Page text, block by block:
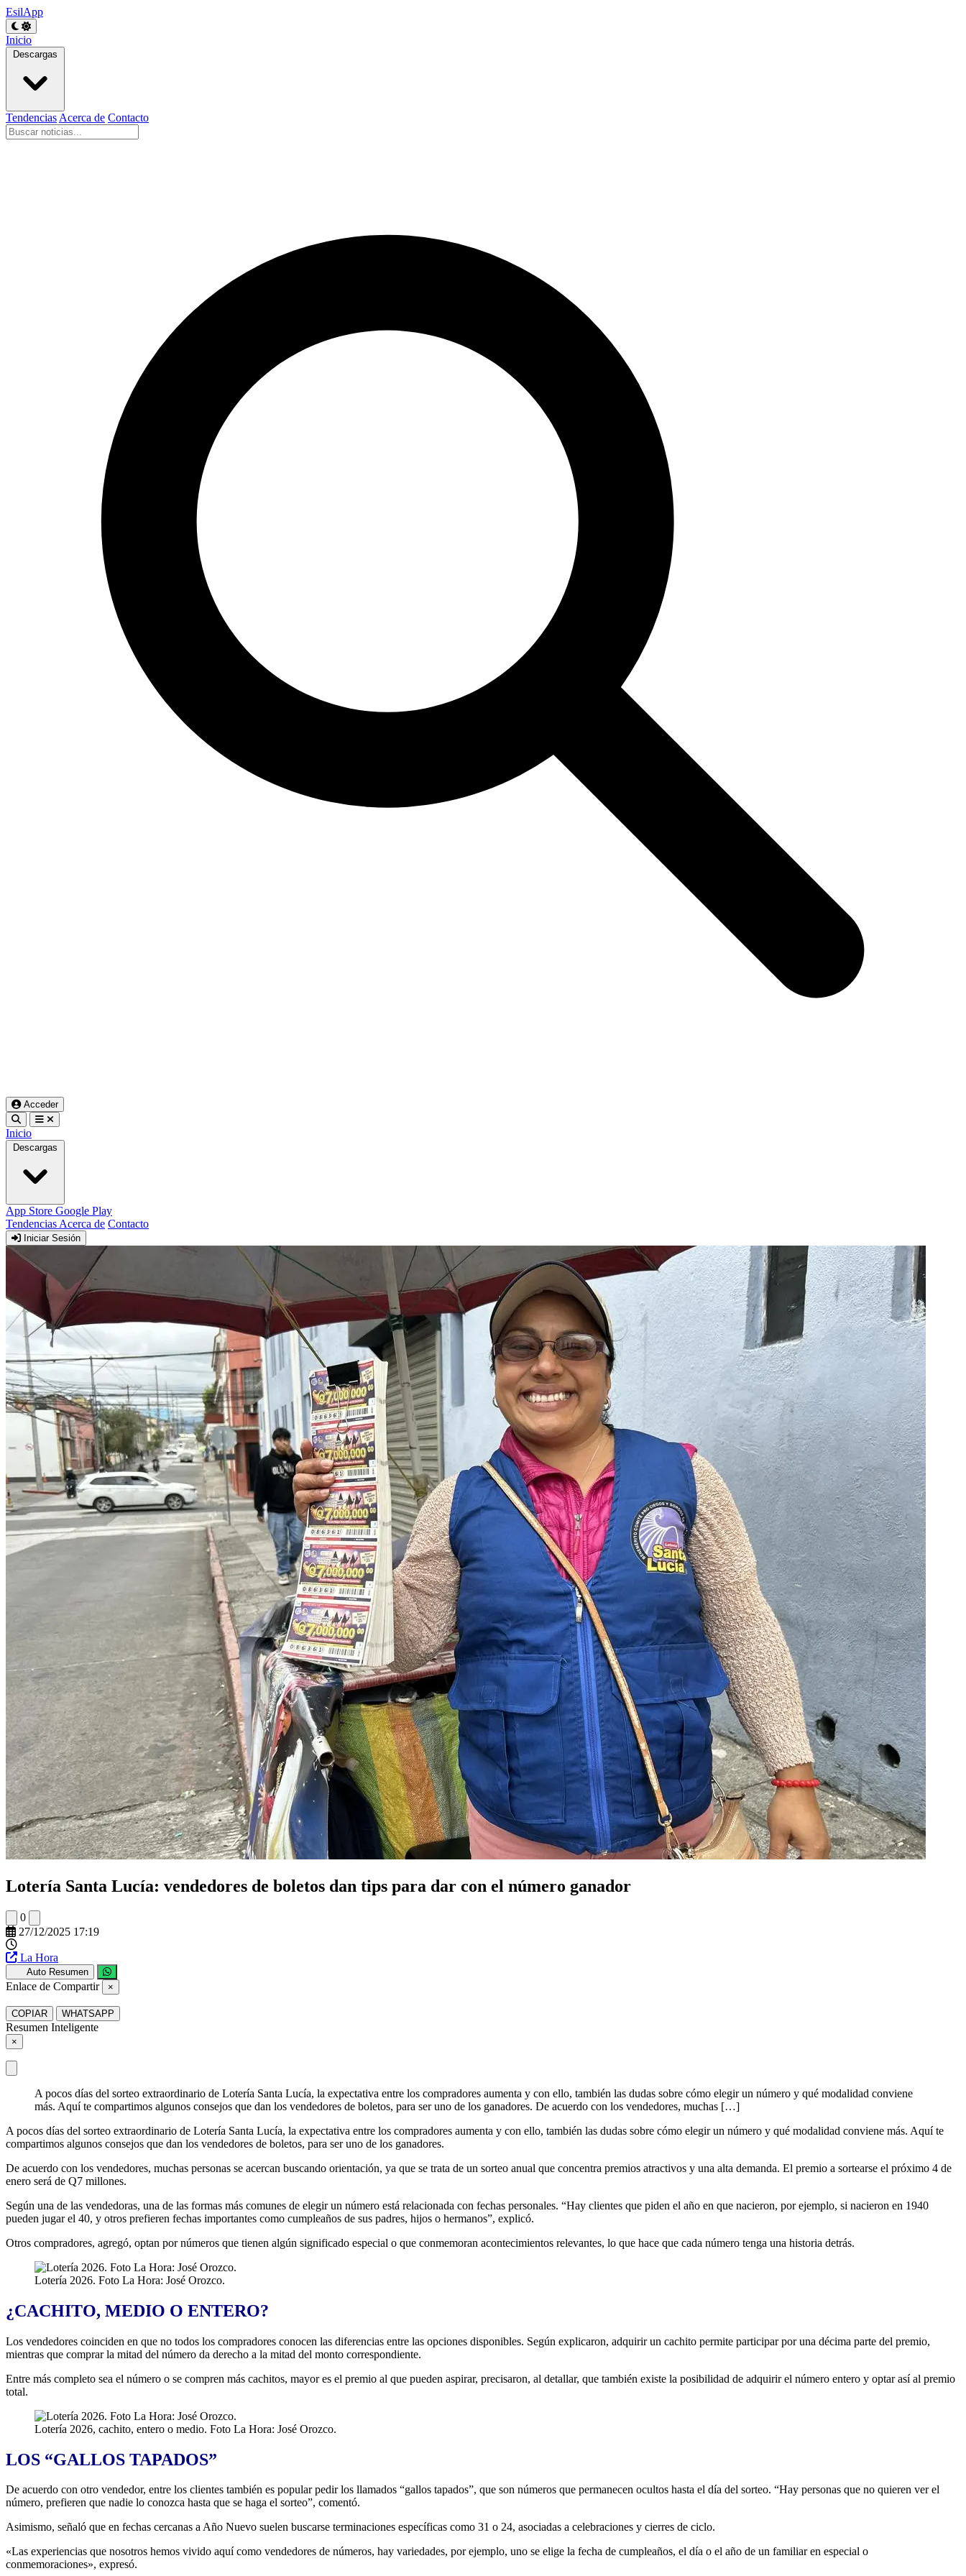
EsilApp
Inicio
Descargas
Tendencias Acerca de Contacto
Acceder
Inicio
Descargas
App Store Google Play
Tendencias Acerca de Contacto
Iniciar Sesión
Lotería Santa Lucía: vendedores de boletos dan tips para dar con el número ganador
0
27/12/2025 17:19
La Hora
Auto Resumen
Enlace de Compartir ×
COPIAR WHATSAPP
Resumen Inteligente
×
A pocos días del sorteo extraordinario de Lotería Santa Lucía, la expectativa entre los compradores aumenta y con ello, también las dudas sobre cómo elegir un número y qué modalidad conviene
más. Aquí te compartimos algunos consejos que dan los vendedores de boletos, para ser uno de los ganadores. De acuerdo con los vendedores, muchas […]
A pocos días del sorteo extraordinario de Lotería Santa Lucía, la expectativa entre los compradores aumenta y con ello, también las dudas sobre cómo elegir un número y qué modalidad conviene más. Aquí te
compartimos algunos consejos que dan los vendedores de boletos, para ser uno de los ganadores.
De acuerdo con los vendedores, muchas personas se acercan buscando orientación, ya que se trata de un sorteo anual que concentra premios atractivos y una alta demanda. El premio a sortearse el próximo 4 de
enero será de Q7 millones.
Según una de las vendedoras, una de las formas más comunes de elegir un número está relacionada con fechas personales. “Hay clientes que piden el año en que nacieron, por ejemplo, si nacieron en 1940
pueden jugar el 40, y otros prefieren fechas importantes como cumpleaños de sus padres, hijos o hermanos”, explicó.
Otros compradores, agregó, optan por números que tienen algún significado especial o que conmemoran acontecimientos relevantes, lo que hace que cada número tenga una historia detrás.
Lotería 2026. Foto La Hora: José Orozco.
¿CACHITO, MEDIO O ENTERO?
Los vendedores coinciden en que no todos los compradores conocen las diferencias entre las opciones disponibles. Según explicaron, adquirir un cachito permite participar por una décima parte del premio,
mientras que comprar la mitad del número da derecho a la mitad del monto correspondiente.
Entre más completo sea el número o se compren más cachitos, mayor es el premio al que pueden aspirar, precisaron, al detallar, que también existe la posibilidad de adquirir el número entero y optar así al premio
total.
Lotería 2026, cachito, entero o medio. Foto La Hora: José Orozco.
LOS “GALLOS TAPADOS”
De acuerdo con otro vendedor, entre los clientes también es popular pedir los llamados “gallos tapados”, que son números que permanecen ocultos hasta el día del sorteo. “Hay personas que no quieren ver el
número, prefieren que nadie lo conozca hasta que se haga el sorteo”, comentó.
Asimismo, señaló que en fechas cercanas a Año Nuevo suelen buscarse terminaciones específicas como 31 o 24, asociadas a celebraciones y cierres de ciclo.
«Las experiencias que nosotros hemos vivido aquí como vendedores de números, hay variedades, por ejemplo, uno se elige la fecha de cumpleaños, el día o el año de un familiar en especial o
conmemoraciones», expresó.